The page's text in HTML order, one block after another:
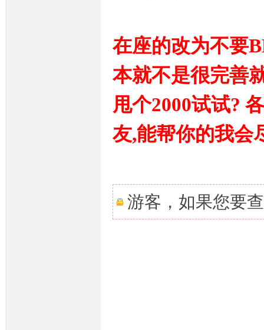
在座的改为不要
本就不是很完善
甩个2000试试?
友,能帮你的我会
游客，如果您要